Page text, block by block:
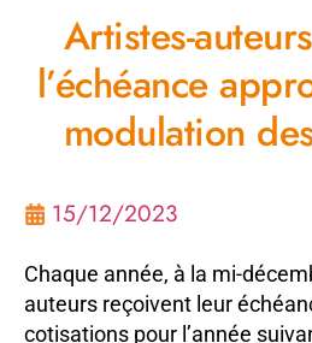
Artistes-
l’échéance
modulation
15/12/2023
Chaque année, à la mi-
auteurs reçoivent leur
cotisations pour l’année